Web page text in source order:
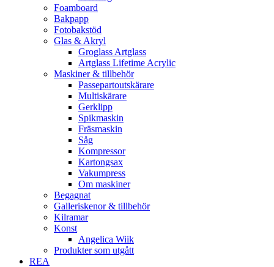
Foamboard
Bakpapp
Fotobakstöd
Glas & Akryl
Groglass Artglass
Artglass Lifetime Acrylic
Maskiner & tillbehör
Passepartoutskärare
Multiskärare
Gerklipp
Spikmaskin
Fräsmaskin
Såg
Kompressor
Kartongsax
Vakumpress
Om maskiner
Begagnat
Galleriskenor & tillbehör
Kilramar
Konst
Angelica Wiik
Produkter som utgått
REA